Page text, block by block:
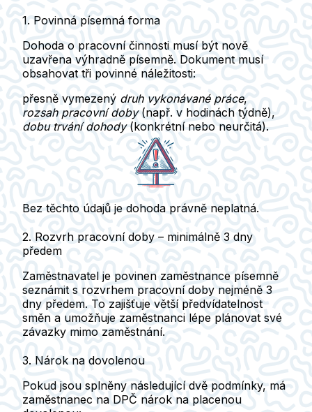
1. Povinná písemná forma
Dohoda o pracovní činnosti musí být nově
uzavřena výhradně písemně. Dokument musí
obsahovat tři povinné náležitosti:
přesně vymezený druh vykonávané práce,
rozsah pracovní doby(např. v hodinách týdně),
dobu trvání dohody(konkrétní nebo neurčitá).
Bez těchto údajů je dohoda právně neplatná.
2. Rozvrh pracovní doby – minimálně 3 dny
předem
Zaměstnavatel je povinen zaměstnance písemně
seznámit s rozvrhem pracovní doby nejméně 3
dny předem. To zajišťuje větší předvídatelnost
směn a umožňuje zaměstnanci lépe plánovat své
závazky mimo zaměstnání.
3. Nárok na dovolenou
Pokud jsou splněny následující dvě podmínky, má
zaměstnanec na DPČ nárok na placenou